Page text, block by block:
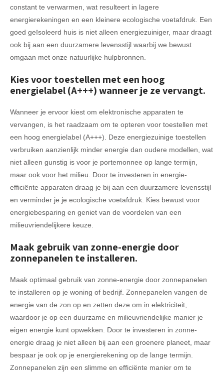
constant te verwarmen, wat resulteert in lagere
energierekeningen en een kleinere ecologische voetafdruk. Een
goed geïsoleerd huis is niet alleen energiezuiniger, maar draagt
ook bij aan een duurzamere levensstijl waarbij we bewust
omgaan met onze natuurlijke hulpbronnen.
Kies voor toestellen met een hoog
energielabel (A+++) wanneer je ze vervangt.
Wanneer je ervoor kiest om elektronische apparaten te
vervangen, is het raadzaam om te opteren voor toestellen met
een hoog energielabel (A+++). Deze energiezuinige toestellen
verbruiken aanzienlijk minder energie dan oudere modellen, wat
niet alleen gunstig is voor je portemonnee op lange termijn,
maar ook voor het milieu. Door te investeren in energie-
efficiënte apparaten draag je bij aan een duurzamere levensstijl
en verminder je je ecologische voetafdruk. Kies bewust voor
energiebesparing en geniet van de voordelen van een
milieuvriendelijkere keuze.
Maak gebruik van zonne-energie door
zonnepanelen te installeren.
Maak optimaal gebruik van zonne-energie door zonnepanelen
te installeren op je woning of bedrijf. Zonnepanelen vangen de
energie van de zon op en zetten deze om in elektriciteit,
waardoor je op een duurzame en milieuvriendelijke manier je
eigen energie kunt opwekken. Door te investeren in zonne-
energie draag je niet alleen bij aan een groenere planeet, maar
bespaar je ook op je energierekening op de lange termijn.
Zonnepanelen zijn een slimme en efficiënte manier om te